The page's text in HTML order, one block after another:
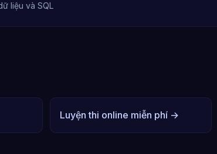
liệu và SQL
Luyện thi online miễn phí →